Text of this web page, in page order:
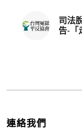
司法
告-「
連絡我們